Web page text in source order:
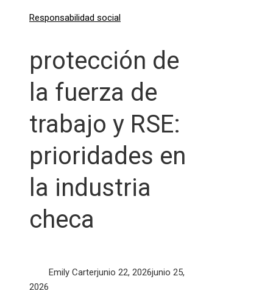
Responsabilidad social
protección de
la fuerza de
trabajo y RSE:
prioridades en
la industria
checa
Emily Carterjunio 22, 2026junio 25,
2026